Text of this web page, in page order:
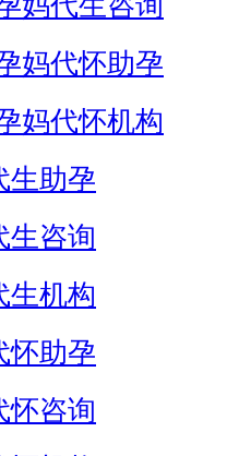
妈代怀助孕
妈代怀机构
生助孕
生咨询
生机构
怀助孕
怀咨询